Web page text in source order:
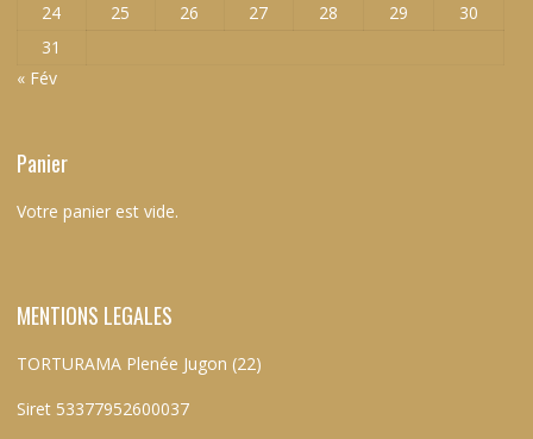
24
25 26 27 28 29
30
31
« Fév
Panier
Votre panier est vide.
MENTIONS LEGALES
TORTURAMA Plenée Jugon (22)
Siret 53377952600037